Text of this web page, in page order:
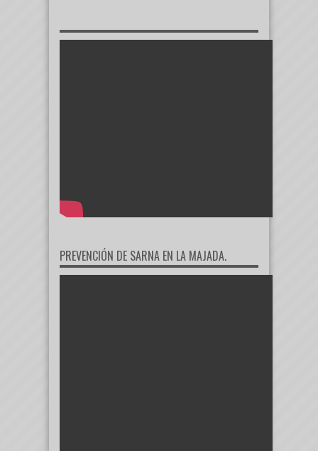
PREVENCIÓN DE SARNA EN LA MAJADA.